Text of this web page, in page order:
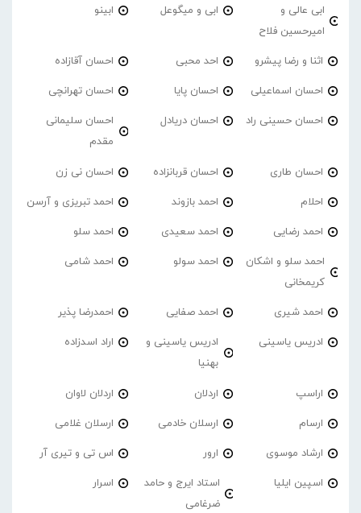
ابی عالی و
امیرحسین فلاح
ابی و میگوعل ابینو
اثنا و رضا پیشرو احد محبی احسان آقازاده
احسان اسماعیلی احسان پایا احسان تهرانچی
احسان حسینی راد احسان دریادل
احسان سلیمانی
مقدم
احسان طاری احسان قربانزاده احسان نی زن
احلام احمد بازوند احمد تبریزی و آرسن
احمد‌ رضایی احمد سعیدی احمد سلو
احمد سلو و اشکان
کریمخانی
احمد سولو احمد شامی
احمد شیری احمد صفایی احمدرضا پذیر
ادریس یاسینی
ادریس یاسینی و
بهنیا
اراد اسدزاده
اراسپ اردلان اردلان لاوان
ارسام ارسلان خادمی ارسلان غلامی
ارشاد موسوی ارور اس تی و تیری آر
اسپین ایلیا
استاد ایرج و حامد
ضرغامی
اسرار